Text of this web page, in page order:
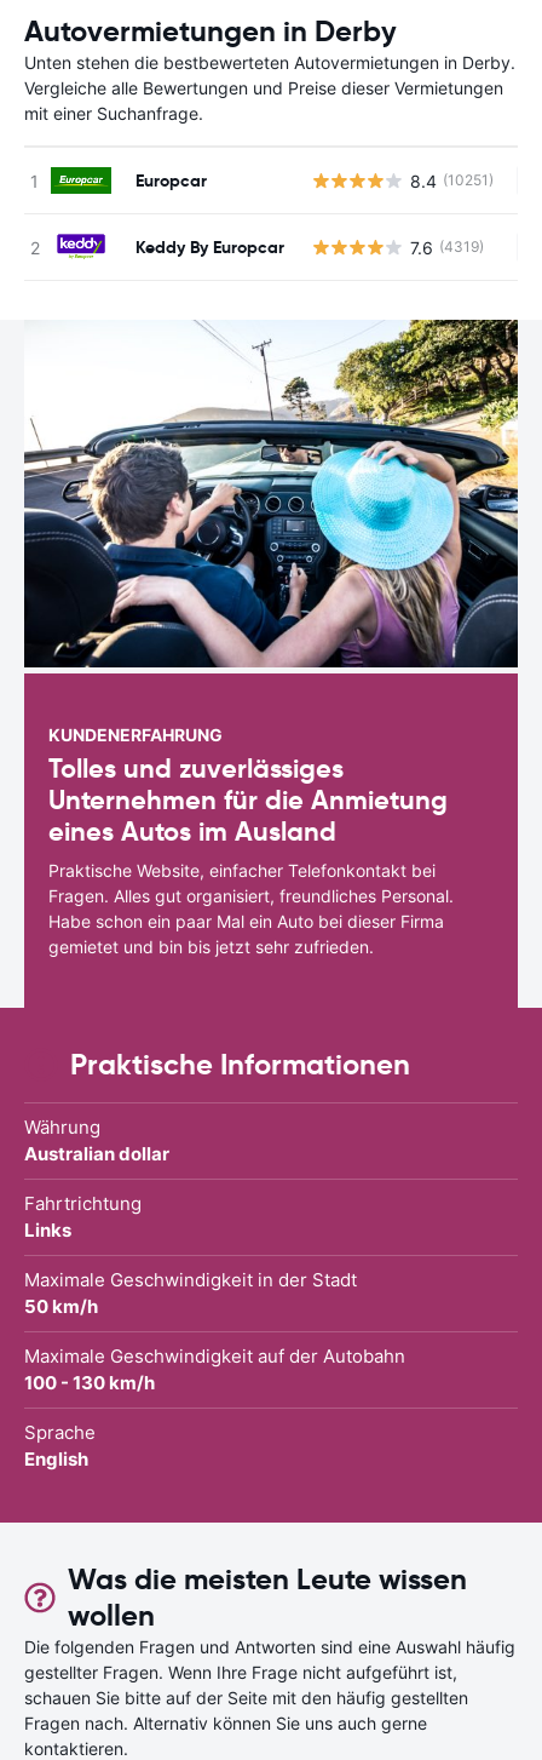
Autovermietungen in Derby
Unten stehen die bestbewerteten Autovermietungen in Derby.
Vergleiche alle Bewertungen und Preise dieser Vermietungen
mit einer Suchanfrage.
Europcar 8.4 (10251)
Keddy By Europcar 7.6 (4319)
KUNDENERFAHRUNG
Tolles und zuverlässiges
Unternehmen für die Anmietung
eines Autos im Ausland
Praktische Website, einfacher Telefonkontakt bei
Fragen. Alles gut organisiert, freundliches Personal.
Habe schon ein paar Mal ein Auto bei dieser Firma
gemietet und bin bis jetzt sehr zufrieden.
Praktische Informationen
Währung
Australian dollar
Fahrtrichtung
Links
Maximale Geschwindigkeit in der Stadt
50 km/h
Maximale Geschwindigkeit auf der Autobahn
100 - 130 km/h
Sprache
English
Was die meisten Leute wissen
wollen
Die folgenden Fragen und Antworten sind eine Auswahl häufig
gestellter Fragen. Wenn Ihre Frage nicht aufgeführt ist,
schauen Sie bitte auf der Seite mit den häufig gestellten
Fragen nach. Alternativ können Sie uns auch gerne
kontaktieren.